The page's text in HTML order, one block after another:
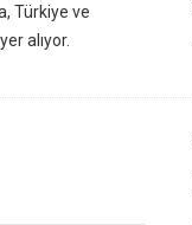
Türkiye ve
alıyor.